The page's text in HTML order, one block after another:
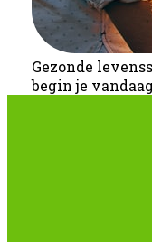
Gezonde
begin je